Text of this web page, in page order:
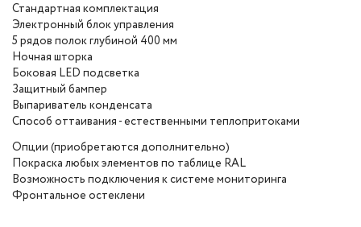
Стандартная комплектация
Электронный блок управления
5 рядов полок глубиной 400 мм
Ночная шторка
Боковая LED подсветка
Защитный бампер
Выпариватель конденсата
Способ оттаивания - естественными теплопритоками
Опции (приобретаются дополнительно)
Покраска любых элементов по таблице RAL
Возможность подключения к системе мониторинга
Фронтальное остеклени